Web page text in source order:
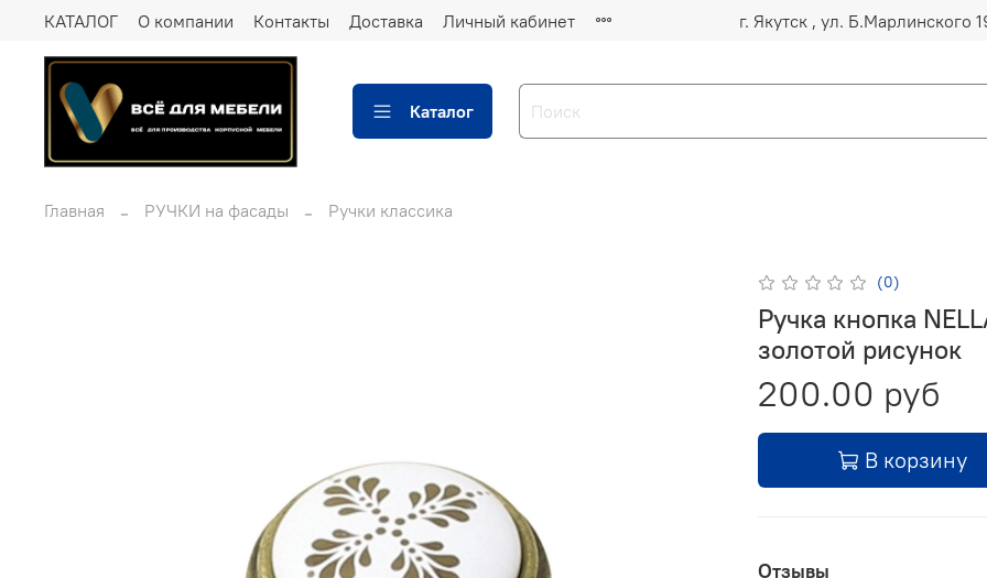
КАТАЛОГ О компании Контакты Доставка Личный кабинет
Каталог
Главная РУЧКИ на фасады Ручки классика
(0)
Ручка кнопка
золотой рисунок
200.00 руб
В корзину
Отзывы